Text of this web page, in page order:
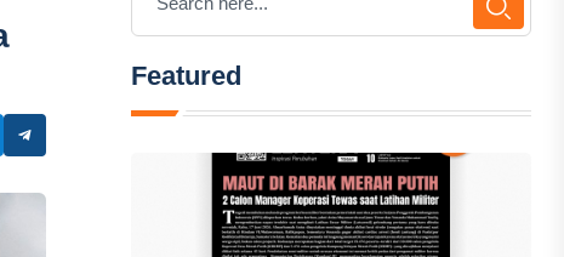
Featured